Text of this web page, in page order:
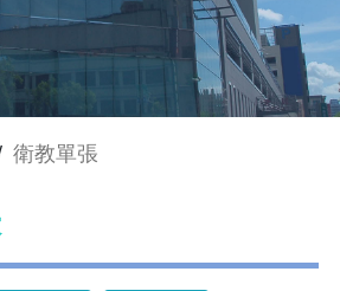
衛教單張